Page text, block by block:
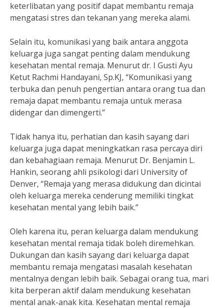
keterlibatan yang positif dapat membantu remaja
mengatasi stres dan tekanan yang mereka alami.
Selain itu, komunikasi yang baik antara anggota
keluarga juga sangat penting dalam mendukung
kesehatan mental remaja. Menurut dr. I Gusti Ayu
Ketut Rachmi Handayani, Sp.KJ, “Komunikasi yang
terbuka dan penuh pengertian antara orang tua dan
remaja dapat membantu remaja untuk merasa
didengar dan dimengerti.”
Tidak hanya itu, perhatian dan kasih sayang dari
keluarga juga dapat meningkatkan rasa percaya diri
dan kebahagiaan remaja. Menurut Dr. Benjamin L.
Hankin, seorang ahli psikologi dari University of
Denver, “Remaja yang merasa didukung dan dicintai
oleh keluarga mereka cenderung memiliki tingkat
kesehatan mental yang lebih baik.”
Oleh karena itu, peran keluarga dalam mendukung
kesehatan mental remaja tidak boleh diremehkan.
Dukungan dan kasih sayang dari keluarga dapat
membantu remaja mengatasi masalah kesehatan
mentalnya dengan lebih baik. Sebagai orang tua, mari
kita berperan aktif dalam mendukung kesehatan
mental anak-anak kita. Kesehatan mental remaja